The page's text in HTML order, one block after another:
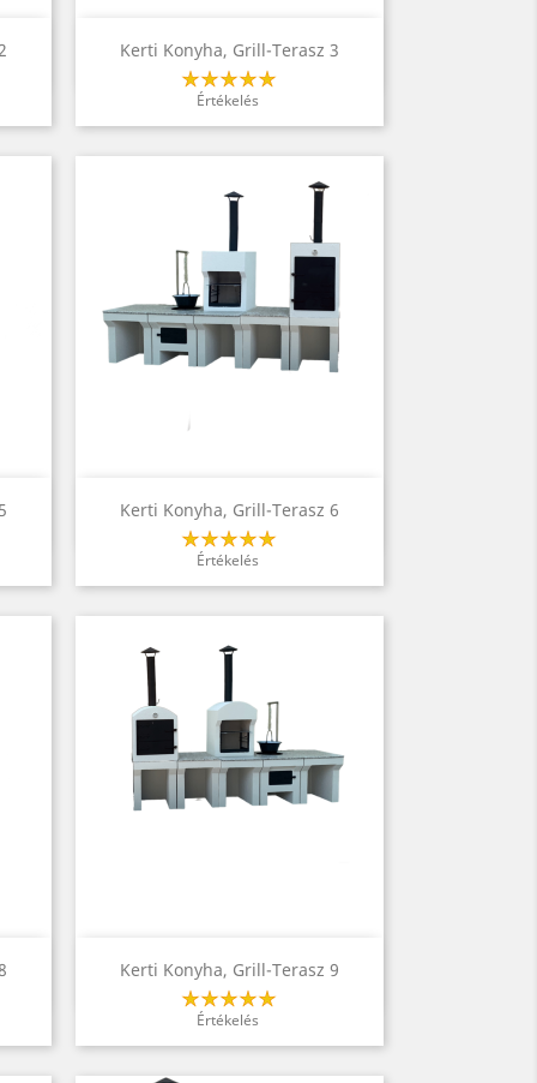
Kerti Konyha, Grill-Terasz 3
Értékelés
Előnézet
Kerti Konyha, Grill-Terasz 6
Értékelés
Előnézet
Kerti Konyha, Grill-Terasz 9
Értékelés
Előnézet